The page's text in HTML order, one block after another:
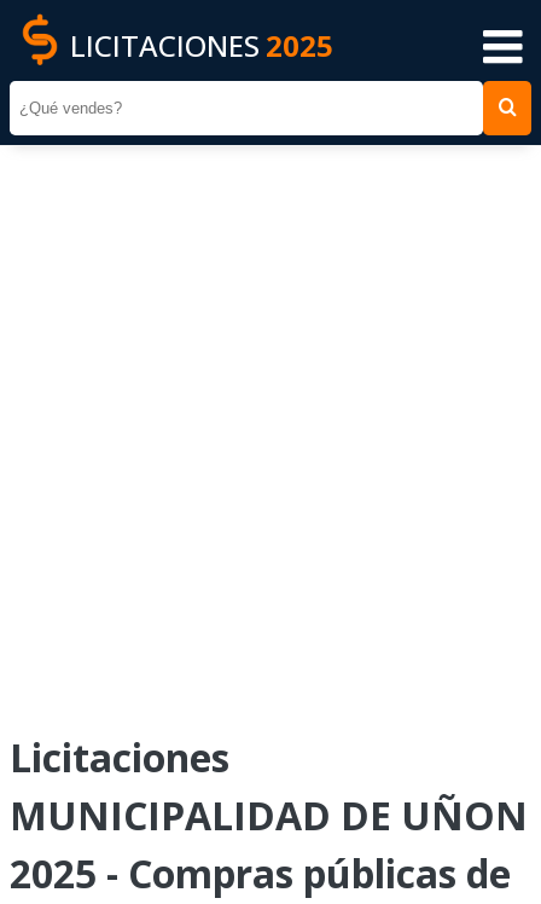
LICITACIONES 2025
Licitaciones
MUNICIPALIDAD DE UÑON
2025 - Compras públicas de